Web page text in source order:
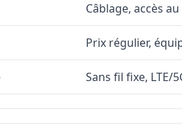
Câblage, accès
Prix régulier,
Sans fil fixe, LTE/